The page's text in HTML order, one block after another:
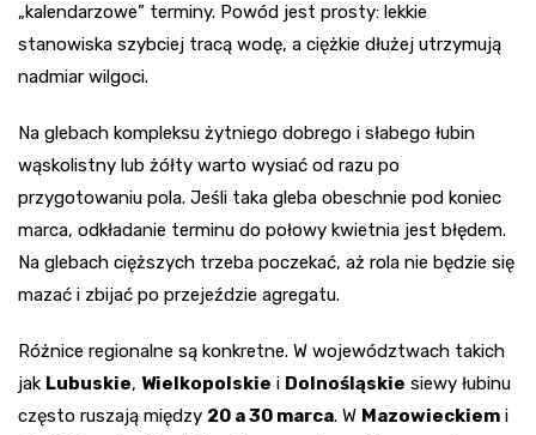
„kalendarzowe” terminy. Powód jest prosty: lekkie
stanowiska szybciej tracą wodę, a ciężkie dłużej utrzymują
nadmiar wilgoci.
Na glebach kompleksu żytniego dobrego i słabego łubin
wąskolistny lub żółty warto wysiać od razu po
przygotowaniu pola. Jeśli taka gleba obeschnie pod koniec
marca, odkładanie terminu do połowy kwietnia jest błędem.
Na glebach cięższych trzeba poczekać, aż rola nie będzie się
mazać i zbijać po przejeździe agregatu.
Różnice regionalne są konkretne. W województwach takich
jak Lubuskie, Wielkopolskie i Dolnośląskie siewy łubinu
często ruszają między 20 a 30 marca. W Mazowieckiem i